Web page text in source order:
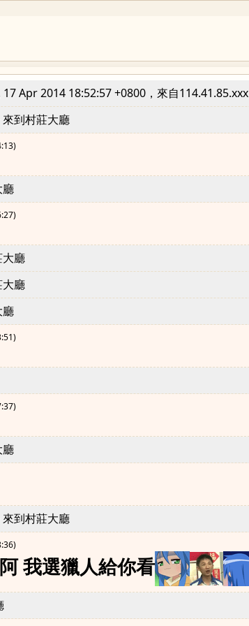
Apr 2014 18:52:57 +0800，來自114.41.85.xxx
到村莊大廳
廳
廳
到村莊大廳
我選獵人給你看